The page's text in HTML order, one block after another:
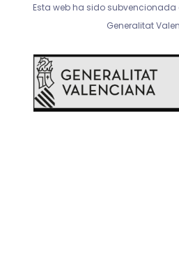
g
r
a
o
o
k
Esta web ha sido
Generalitat